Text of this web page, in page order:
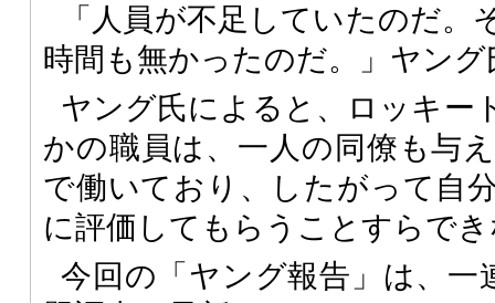
「人員が不足していたのだ。
時間も無かったのだ。」ヤン
ヤング氏によると、ロッキー
かの職員は、一人の同僚も与
で働いており、したがって自
に評価してもらうことすらで
今回の「ヤング報告」は、一